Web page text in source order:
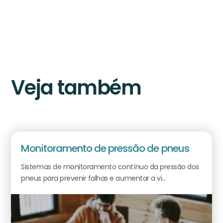
Veja também
Monitoramento de pressão de pneus
Sistemas de monitoramento contínuo da pressão dos
pneus para prevenir falhas e aumentar a vi...